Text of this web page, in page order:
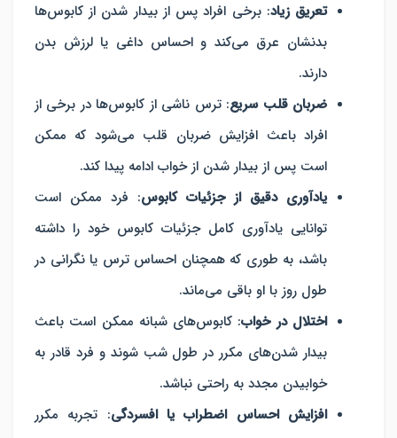
تعریق زیاد: برخی افراد پس از بیدار شدن از کابوس‌ها
بدنشان عرق می‌کند و احساس داغی یا لرزش بدن
دارند.
ضربان قلب سریع: ترس ناشی از کابوس‌ها در برخی از
افراد باعث افزایش ضربان قلب می‌شود که ممکن
است پس از بیدار شدن از خواب ادامه پیدا کند.
یادآوری دقیق از جزئیات کابوس: فرد ممکن است
توانایی یادآوری کامل جزئیات کابوس خود را داشته
باشد، به طوری که همچنان احساس ترس یا نگرانی در
طول روز با او باقی می‌ماند.
اختلال در خواب: کابوس‌های شبانه ممکن است باعث
بیدار شدن‌های مکرر در طول شب شوند و فرد قادر به
خوابیدن مجدد به راحتی نباشد.
افزایش احساس اضطراب یا افسردگی: تجربه مکرر